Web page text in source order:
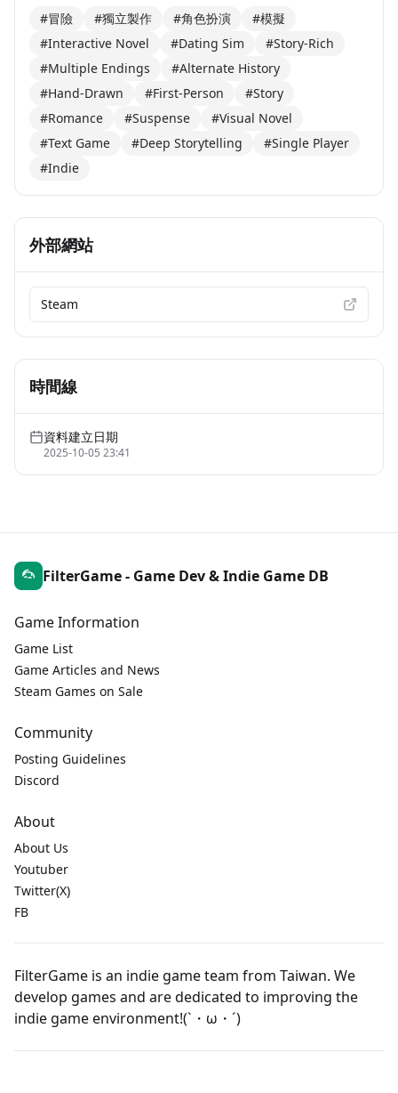
#冒險 #獨立製作 #角色扮演
#模擬
#Interactive Novel
#Dating Sim
#Story-Rich
#Multiple Endings
#Alternate History
#Hand-Drawn
#First-Person
#Story
#Romance
#Suspense
#Visual Novel
#Text Game
#Deep Storytelling
#Single Player
#Indie
外部網站
Steam
時間線
資料建立日期
2025-10-05 23:41
FilterGame - Game Dev & Indie Game DB
Game Information
Game List
Game Articles and News
Steam Games on Sale
Community
Posting Guidelines
Discord
About
About Us
Youtuber
Twitter(X)
FB
FilterGame is an indie game team from Taiwan. We
develop games and are dedicated to improving the
indie game environment!(`・ω・´)